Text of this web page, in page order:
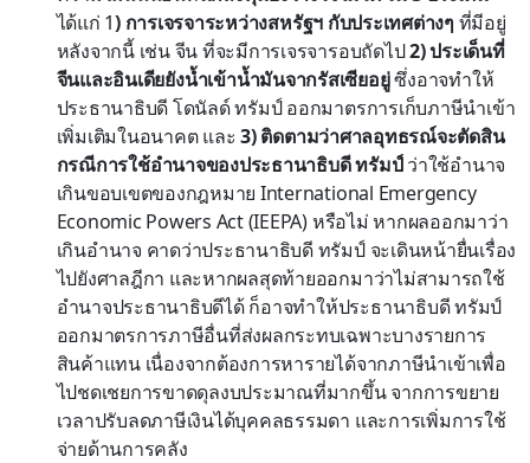
ได้แก่ 1) การเจรจาระหว่างสหรัฐฯ กับประเทศต่างๆ ที่มีอยู่
หลังจากนี้ เช่น จีน ที่จะมีการเจรจารอบถัดไป2) ประเด็นที่
จีนและอินเดียยังน้ำเข้าน้ำมันจากรัสเซียอยู่ซึ่งอาจทำให้
ประธานาธิบดี โดนัลด์ ทรัมป์ ออกมาตรการเก็บภาษีนำเข้า
เพิ่มเติมในอนาคต และ 3) ติดตามว่าศาลอุทธรณ์จะตัดสิน
กรณีการใช้อำนาจของประธานาธิบดี ทรัมป์ว่าใช้อำนาจ
เกินขอบเขตของกฎหมาย International Emergency
Economic Powers Act (IEEPA) หรือไม่ หากผลออกมาว่า
เกินอำนาจ คาดว่าประธานาธิบดี ทรัมป์ จะเดินหน้ายื่นเรื่อง
ไปยังศาลฎีกา และหากผลสุดท้ายออกมาว่าไม่สามารถใช้
อำนาจประธานาธิบดีได้ ก็อาจทำให้ประธานาธิบดี ทรัมป์
ออกมาตรการภาษีอื่นที่ส่งผลกระทบเฉพาะบางรายการ
สินค้าแทน เนื่องจากต้องการหารายได้จากภาษีนำเข้าเพื่อ
ไปชดเชยการขาดดุลงบประมาณที่มากขึ้น จากการขยาย
เวลาปรับลดภาษีเงินได้บุคคลธรรมดา และการเพิ่มการใช้
จ่ายด้านการคลัง